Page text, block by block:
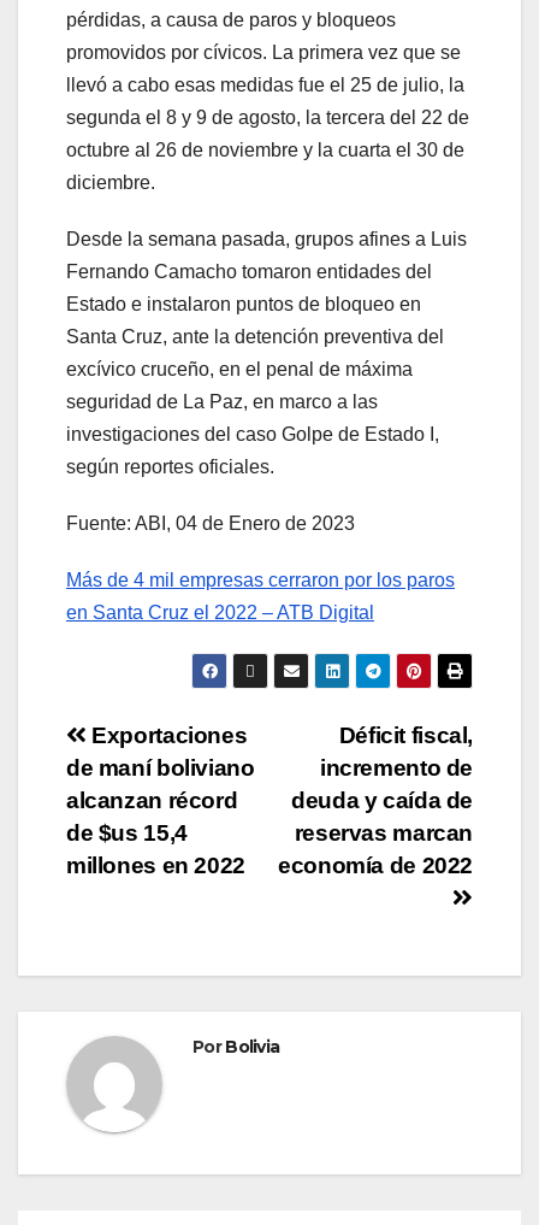
pérdidas, a causa de paros y bloqueos
promovidos por cívicos. La primera vez que se
llevó a cabo esas medidas fue el 25 de julio, la
segunda el 8 y 9 de agosto, la tercera del 22 de
octubre al 26 de noviembre y la cuarta el 30 de
diciembre.
Desde la semana pasada, grupos afines a Luis
Fernando Camacho tomaron entidades del
Estado e instalaron puntos de bloqueo en
Santa Cruz, ante la detención preventiva del
excívico cruceño, en el penal de máxima
seguridad de La Paz, en marco a las
investigaciones del caso Golpe de Estado I,
según reportes oficiales.
Fuente: ABI, 04 de Enero de 2023
Más de 4 mil empresas cerraron por los paros
en Santa Cruz el 2022 – ATB Digital
Déficit fiscal,
incremento de
deuda y caída de
reservas marcan
economía de 2022
Exportaciones
de maní boliviano
alcanzan récord
de $us 15,4
millones en 2022
PorBolivia